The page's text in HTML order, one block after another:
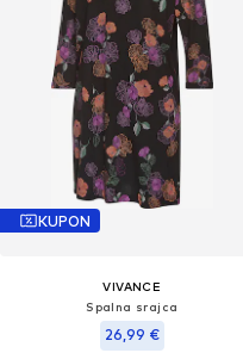
KUPON
VIVANCE
Spalna srajca
26,99 €